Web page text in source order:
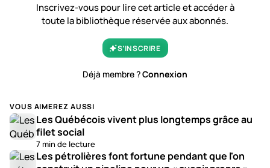
Inscrivez-vous pour lire cet article et accéder à
toute la bibliothèque réservée aux abonnés.
S’INSCRIRE
Déjà membre ?Connexion
VOUS AIMEREZ AUSSI
Les Québécois vivent plus longtemps grâce au
filet social
7 min de lecture
Les pétrolières font fortune pendant que l'on